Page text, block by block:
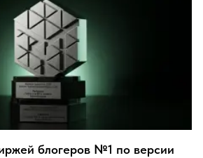
блогеров №1 по версии